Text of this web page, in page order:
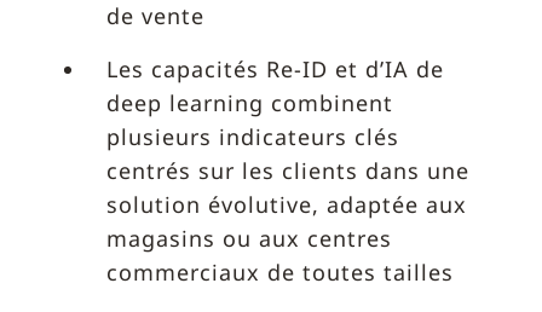
de vente
Les capacités Re-ID et d’IA de
deep learning combinent
plusieurs indicateurs clés
centrés sur les clients dans une
solution évolutive, adaptée aux
magasins ou aux centres
commerciaux de toutes tailles